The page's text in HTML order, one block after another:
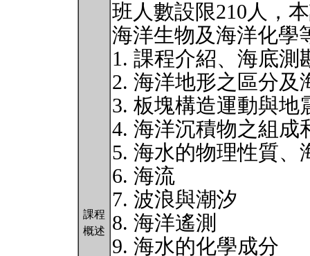
課程
概述
班人數設限210人，
海洋生物及海洋化學
1. 課程介紹、海底測
2. 海洋地形之區分及
3. 板塊構造運動與地
4. 海洋沉積物之組成
5. 海水的物理性質、
6. 海流
7. 波浪與潮汐
8. 海洋遙測
9. 海水的化學成分